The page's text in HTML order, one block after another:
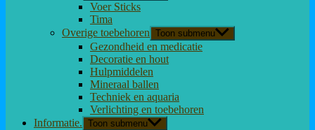
Voer Sticks
Tima
Overige toebehoren Toon submenu
Gezondheid en medicatie
Decoratie en hout
Hulpmiddelen
Mineraal ballen
Techniek en aquaria
Verlichting en toebehoren
Informatie. Toon submenu